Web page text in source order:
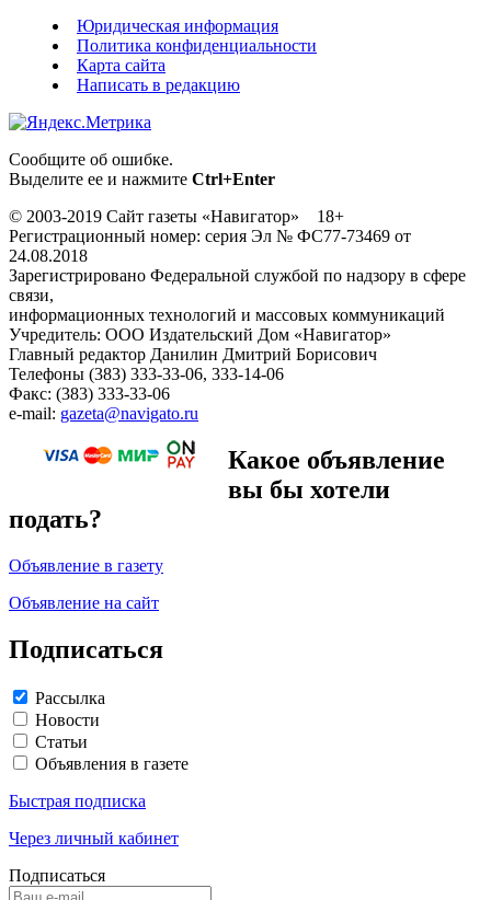
Юридическая информация
Политика конфиденциальности
Карта сайта
Написать в редакцию
Сообщите об ошибке.
Выделите ее и нажмите Ctrl+Enter
© 2003-2019 Сайт газеты «Навигатор» 18+
Регистрационный номер: серия Эл № ФС77-73469 от
24.08.2018
Зарегистрировано Федеральной службой по надзору в сфере
связи,
информационных технологий и массовых коммуникаций
Учредитель: ООО Издательский Дом «Навигатор»
Главный редактор Данилин Дмитрий Борисович
Телефоны (383) 333-33-06, 333-14-06
Факс: (383) 333-33-06
e-mail: gazeta@navigato.ru
Какое объявление
вы бы хотели
подать?
Объявление в газету
Объявление на сайт
Подписаться
Рассылка
Новости
Статьи
Объявления в газете
Быстрая подписка
Через личный кабинет
Подписаться